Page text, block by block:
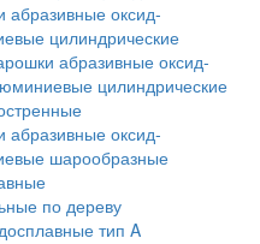
оксид-
цилиндрические
абразивные оксид-
цилиндрические
оксид-
шарообразные
по дереву
тип A